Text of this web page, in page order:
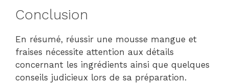
Conclusion
En résumé, réussir une mousse mangue et
fraises nécessite attention aux détails
concernant les ingrédients ainsi que quelques
conseils judicieux lors de sa préparation.